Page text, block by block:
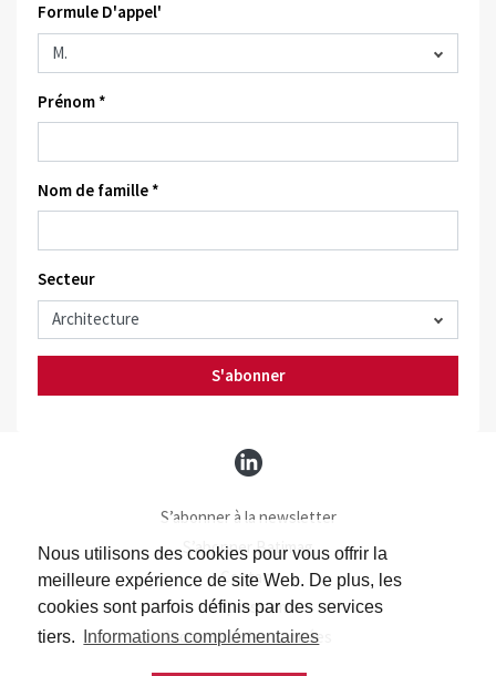
Nous utilisons des cookies pour vous offrir la
meilleure expérience de site Web. De plus, les
cookies sont parfois définis par des services
tiers.
Informations complémentaires
Formule D'appel'
Prénom *
Nom de famille *
Secteur
S'abonner
S’abonner à la newsletter
S’abonner Batimag
Contact
Impressum
Protection des données